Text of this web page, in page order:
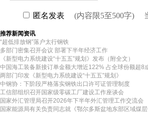
推荐新闻资讯
“超低排放钢”落户太行钢铁
多部门密集召开会议 部署下半年经济工作
《新型电力系统建设“十五五”规划》发布（附全文）
中国海工装备新接订单金额大增近122% 占全球份额超8
两部门印发《新型电力系统建设“十五五”规划》
中钢协：下阶段严格落实钢铁出口许可证管理制度
工信部组织召开国家级零碳工厂建设工作座谈会
国家外汇管理局召开2026年下半年外汇管理工作交流会
国家能源局有关负责同志就《鄂尔多斯盆地东部区域煤